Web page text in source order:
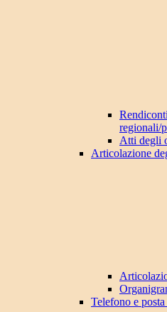
regionali/
Atti degli
Articolazione
Telefono e